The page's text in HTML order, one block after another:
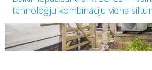
tehnoloģiju kombināciju vienā